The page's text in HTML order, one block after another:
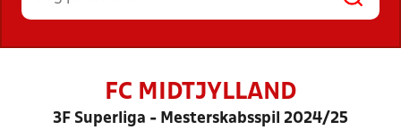
FC MIDTJYLLAND
3F Superliga - Mesterskabsspil 2024/25